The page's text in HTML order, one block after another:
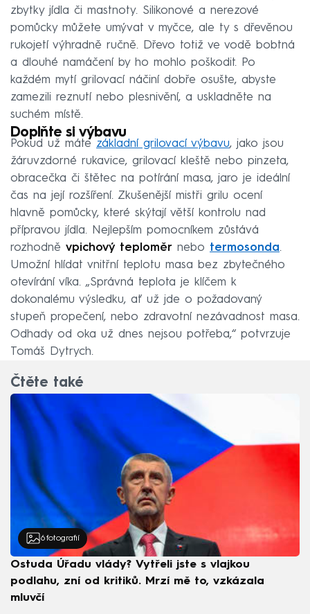
zbytky jídla či mastnoty. Silikonové a nerezové
pomůcky můžete umývat v myčce, ale ty s dřevěnou
rukojetí výhradně ručně. Dřevo totiž ve vodě bobtná
a dlouhé namáčení by ho mohlo poškodit. Po
každém mytí grilovací náčiní dobře osušte, abyste
zamezili reznutí nebo plesnivění, a uskladněte na
suchém místě.
Doplňte si výbavu
Pokud už máte základní grilovací výbavu, jako jsou
žáruvzdorné rukavice, grilovací kleště nebo pinzeta,
obracečka či štětec na potírání masa, jaro je ideální
čas na její rozšíření. Zkušenější mistři grilu ocení
hlavně pomůcky, které skýtají větší kontrolu nad
přípravou jídla. Nejlepším pomocníkem zůstává
rozhodně vpichový teploměr nebo termosonda.
Umožní hlídat vnitřní teplotu masa bez zbytečného
otevírání víka. „Správná teplota je klíčem k
dokonalému výsledku, ať už jde o požadovaný
stupeň propečení, nebo zdravotní nezávadnost masa.
Odhady od oka už dnes nejsou potřeba,“ potvrzuje
Tomáš Dytrych.
Čtěte také
6 fotografií
Ostuda Úřadu vlády? Vytřeli jste s vlajkou
podlahu, zní od kritiků. Mrzí mě to, vzkázala
mluvčí